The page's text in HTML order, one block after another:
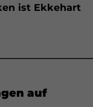
ist Ekkehart
auf